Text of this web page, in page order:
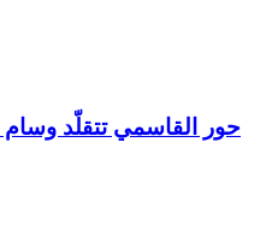
حور القاسمي تتقلّد وسام